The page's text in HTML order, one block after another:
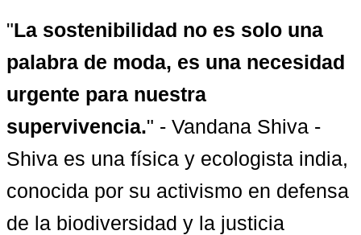
"La sostenibilidad no es solo una
palabra de moda, es una necesidad
urgente para nuestra
supervivencia." - Vandana Shiva -
Shiva es una física y ecologista india,
conocida por su activismo en defensa
de la biodiversidad y la justicia